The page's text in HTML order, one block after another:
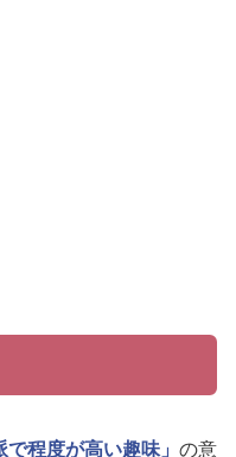
で程度が高い趣味」 の意